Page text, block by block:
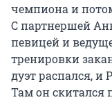
чемпиона и
С партнершей
певицей и
тренировки
дуэт распался,
Там он скитался